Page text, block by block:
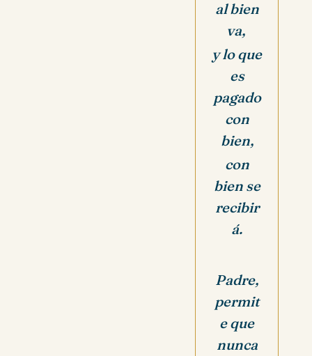
al bien
va,
y lo que
es
pagado
con
bien,
con
bien se
recibir
á.
Padre,
permit
e que
nunca